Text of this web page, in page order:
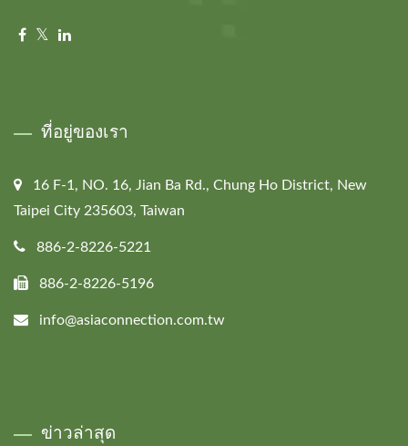
ที่อยู่ของเรา
16 F-1, NO. 16, Jian Ba Rd., Chung Ho District, New
Taipei City 235603, Taiwan
886-2-8226-5221
886-2-8226-5196
info@asiaconnection.com.tw
ข่าวล่าสุด